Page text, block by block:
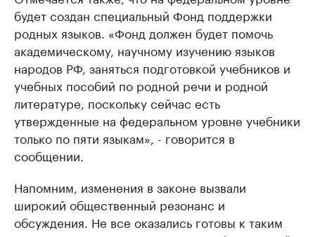
будет создан специальный Фонд поддержки
родных языков. «Фонд должен будет помочь
академическому, научному изучению языков
народов РФ, заняться подготовкой учебников и
учебных пособий по родной речи и родной
литературе, поскольку сейчас есть
утвержденные на федеральном уровне учебники
только по пяти языкам», - говорится в
сообщении.
Напомним, изменения в законе вызвали
широкий общественный резонанс и
обсуждения. Не все оказались готовы к таким